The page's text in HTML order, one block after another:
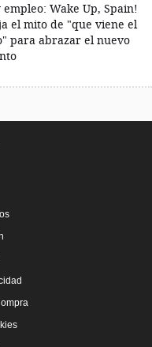
empleo: Wake Up, Spain!
el mito de "que viene el
para abrazar el nuevo